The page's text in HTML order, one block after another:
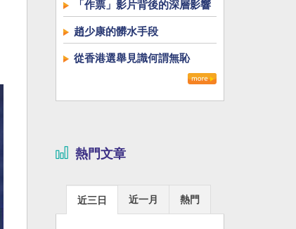
「作票」影片背後的深層影響
趙少康的髒水手段
從香港選舉見識何謂無恥
熱門文章
近三日 近一月 熱門